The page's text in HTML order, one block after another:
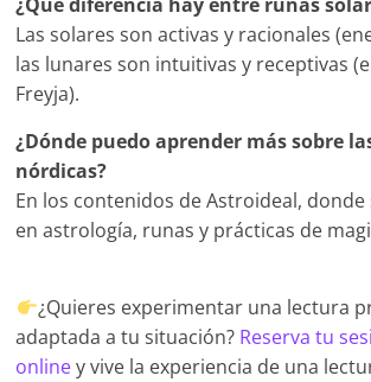
Las solares son activas y racionales
las lunares son intuitivas y receptivas
Freyja).
¿Dónde puedo aprender más sobre
nórdicas?
En los contenidos de Astroideal,
en astrología, runas y prácticas de
¿Quieres experimentar una lectura
adaptada a tu situación? Reserva tu
onliney vive la experiencia de una